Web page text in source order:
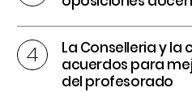
La Conselleria y
acuerdos para
del profesorado